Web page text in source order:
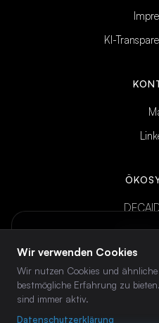
Wöchentliches KI-
Postfach.
KI-
DECAID
DECAID
Wir verwenden Cookies
Wir nutzen Cookies und ähnliche
bestmögliche Erfahrung zu
sind immer aktiv.
Datenschutzerklärung